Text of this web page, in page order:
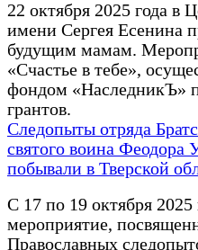
22 октября 2025 года в
имени Сергея Есенина
будущим мамам.
«Счастье в тебе»,
фондом «НаследникЪ»
грантов.
Следопыты отряда
святого воина Феодора
побывали в Тверской
С 17 по 19 октября 2025
мероприятие,
Православных